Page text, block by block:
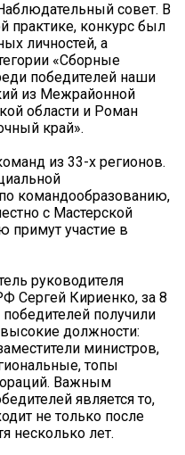
совет. В
практике, конкурс был
личностей, а
«Сборные
победителей наши
из Межрайонной
области и Роман
край».
из 33-х регионов.
командообразованию,
с Мастерской
примут участие в
руководителя
Сергей Кириенко, за 8
получили
должности:
министров,
топы
Важным
является то,
не только после
несколько лет.